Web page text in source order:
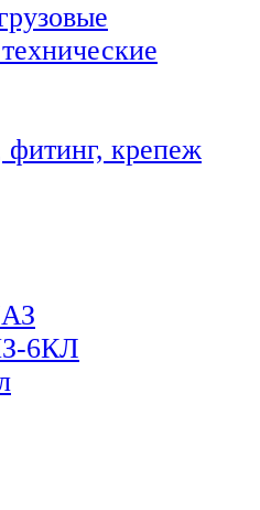
фитинг, крепеж
6КЛ